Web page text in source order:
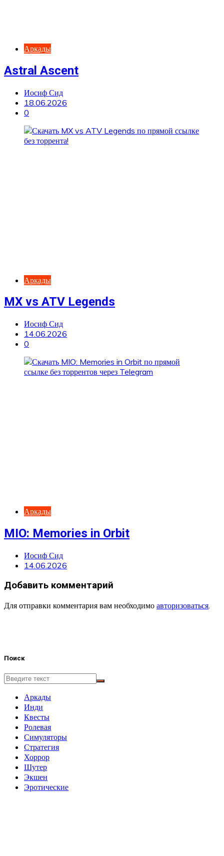
Аркады
Astral Ascent
Иосиф Сид
18.06.2026
0
Аркады
MX vs ATV Legends
Иосиф Сид
14.06.2026
0
Аркады
MIO: Memories in Orbit
Иосиф Сид
14.06.2026
Добавить комментарий
Для отправки комментария вам необходимо авторизоваться
Поиск
Аркады
Инди
Квесты
Ролевая
Симуляторы
Стратегия
Хоррор
Шутер
Экшен
Эротические